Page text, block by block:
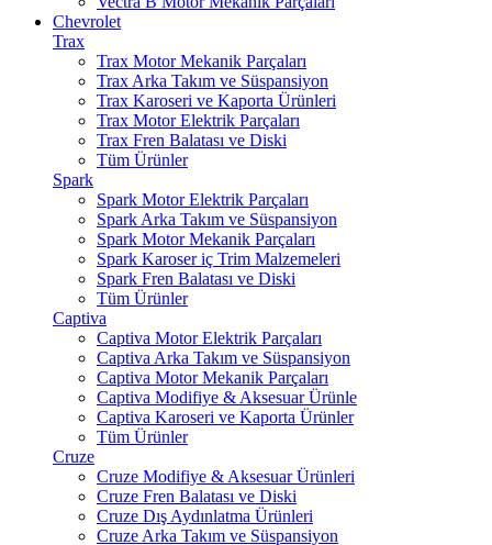
Chevrolet
Trax
Trax Motor Mekanik Parçaları
Trax Arka Takım ve Süspansiyon
Trax Karoseri ve Kaporta Ürünleri
Trax Motor Elektrik Parçaları
Trax Fren Balatası ve Diski
Tüm Ürünler
Spark
Spark Motor Elektrik Parçaları
Spark Arka Takım ve Süspansiyon
Spark Motor Mekanik Parçaları
Spark Karoser iç Trim Malzemeleri
Spark Fren Balatası ve Diski
Tüm Ürünler
Captiva
Captiva Motor Elektrik Parçaları
Captiva Arka Takım ve Süspansiyon
Captiva Motor Mekanik Parçaları
Captiva Modifiye & Aksesuar Ürünle
Captiva Karoseri ve Kaporta Ürünler
Tüm Ürünler
Cruze
Cruze Modifiye & Aksesuar Ürünleri
Cruze Fren Balatası ve Diski
Cruze Dış Aydınlatma Ürünleri
Cruze Arka Takım ve Süspansiyon